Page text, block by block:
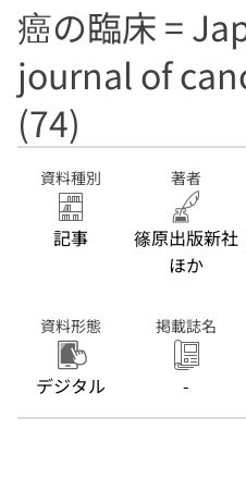
癌の臨床 =
journal of
(74)
資料種別
記事
著者
篠原出版新社
ほか
資料形態
デジタル
掲載誌名
-